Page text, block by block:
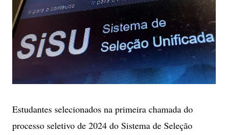
Estudantes selecionados na primeira chamada do
processo seletivo de 2024 do Sistema de Seleção